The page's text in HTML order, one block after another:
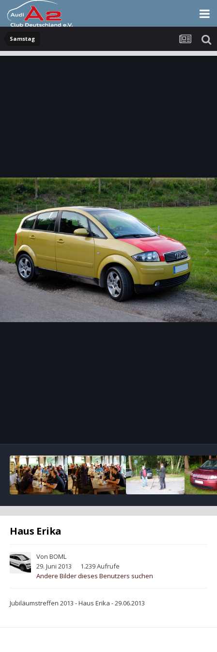
Samstag
Haus Erika
Von BOML
29. Juni 2013
1.239 Aufrufe
Andere Bilder dieses Benutzers suchen
Jubiläumstreffen 2013 - Haus Erika - 29.06.2013